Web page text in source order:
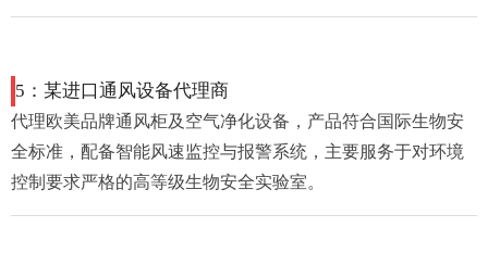
5：某进口通风设备代理商
代理欧美品牌通风柜及空气净化设备，产品符合国际生物安
全标准，配备智能风速监控与报警系统，主要服务于对环境
控制要求严格的高等级生物安全实验室。